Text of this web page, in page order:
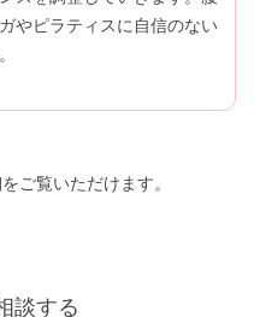
やピラティスに自信のない
ご覧いただけます。
談する